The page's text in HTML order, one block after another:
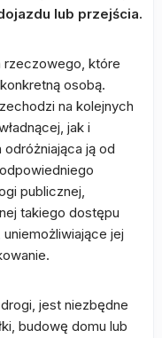
lub przejścia.
rzeczowego, które
osobą.
na kolejnych
jak i
ją od
publicznej,
takiego dostępu
jej
jest niezbędne
budowę domu lub